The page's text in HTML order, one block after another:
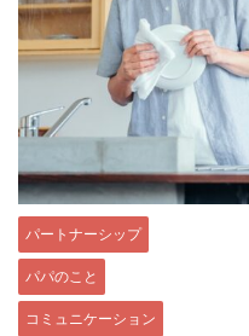
パートナーシップ
パパのこと
コミュニケーション